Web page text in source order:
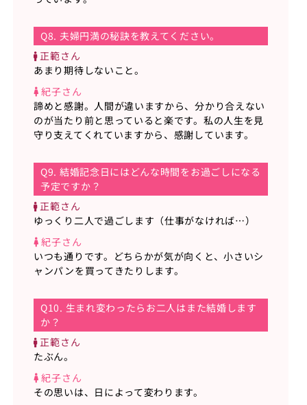
Q8. 夫婦円満の秘訣を教えてください。
正範さん
あまり期待しないこと。
紀子さん
諦めと感謝。人間が違いますから、分かり合えない
のが当たり前と思っていると楽です。私の人生を見
守り支えてくれていますから、感謝しています。
Q9. 結婚記念日にはどんな時間をお過ごしになる
予定ですか？
正範さん
ゆっくり二人で過ごします（仕事がなければ…）
紀子さん
いつも通りです。どちらかが気が向くと、小さいシ
ャンパンを買ってきたりします。
Q10. 生まれ変わったらお二人はまた結婚します
か？
正範さん
たぶん。
紀子さん
その思いは、日によって変わります。